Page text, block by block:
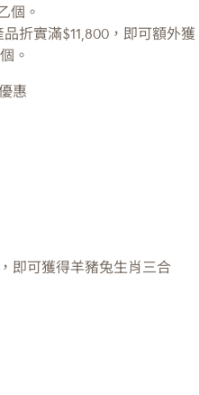
個。
折實滿$11,800，即可額外獲
。
惠
即可獲得羊豬兔生肖三合